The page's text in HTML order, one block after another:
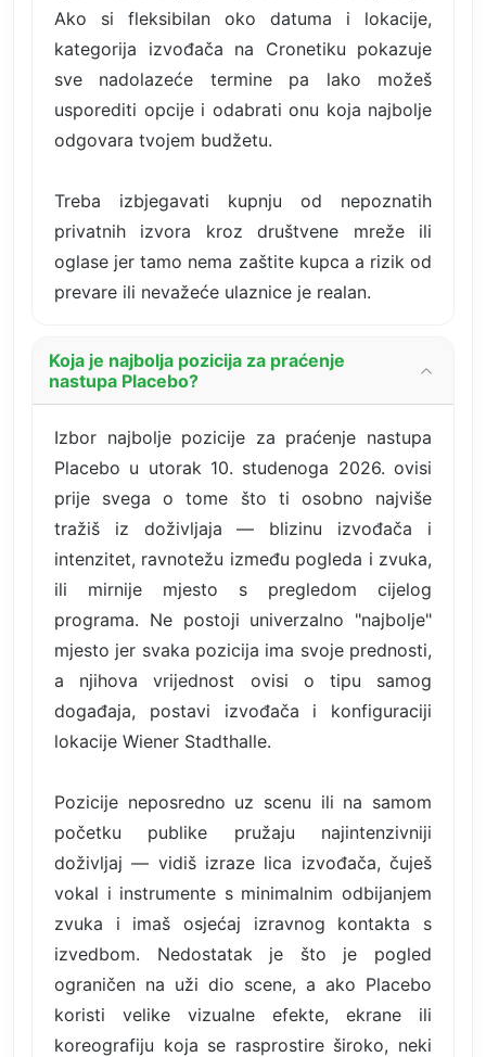
Ako si fleksibilan oko datuma i lokacije,
kategorija izvođača na Cronetiku pokazuje
sve nadolazeće termine pa lako možeš
usporediti opcije i odabrati onu koja najbolje
odgovara tvojem budžetu.
Treba izbjegavati kupnju od nepoznatih
privatnih izvora kroz društvene mreže ili
oglase jer tamo nema zaštite kupca a rizik od
prevare ili nevažeće ulaznice je realan.
Koja je najbolja pozicija za praćenje
nastupa Placebo?
Izbor najbolje pozicije za praćenje nastupa
Placebo u utorak 10. studenoga 2026. ovisi
prije svega o tome što ti osobno najviše
tražiš iz doživljaja — blizinu izvođača i
intenzitet, ravnotežu između pogleda i zvuka,
ili mirnije mjesto s pregledom cijelog
programa. Ne postoji univerzalno "najbolje"
mjesto jer svaka pozicija ima svoje prednosti,
a njihova vrijednost ovisi o tipu samog
događaja, postavi izvođača i konfiguraciji
lokacije Wiener Stadthalle.
Pozicije neposredno uz scenu ili na samom
početku publike pružaju najintenzivniji
doživljaj — vidiš izraze lica izvođača, čuješ
vokal i instrumente s minimalnim odbijanjem
zvuka i imaš osjećaj izravnog kontakta s
izvedbom. Nedostatak je što je pogled
ograničen na uži dio scene, a ako Placebo
koristi velike vizualne efekte, ekrane ili
koreografiju koja se rasprostire široko, neki